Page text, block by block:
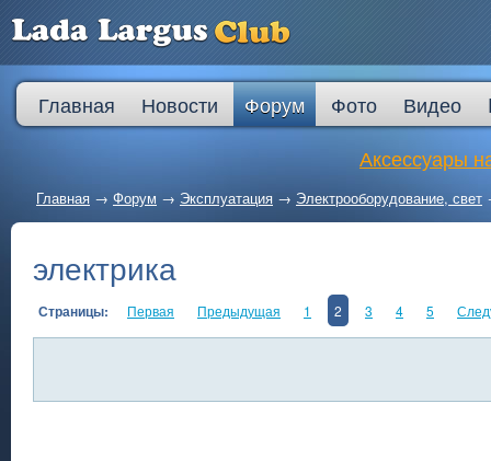
Главная Новости Форум Фото Видео
Аксессуары
Главная → Форум → Эксплуатация → Электрооборудование, свет
электрика
Страницы: Первая Предыдущая 1 2 3 4 5